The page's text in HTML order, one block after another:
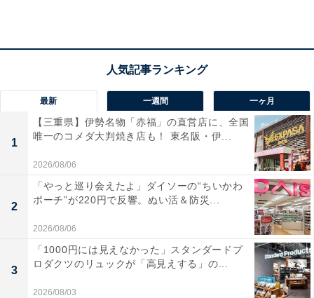
グルメ面では、庄内の豊かな山海の幸を活かした郷土料
理が、訪れる人の目と舌を満足させてくれます。
あつみ温泉周辺にある旅館・ホテルを楽天トラベルで見る
※掲載されている情報は記事公開時のものです。あらか
じめご了承ください。また、記事中の宿泊プランを予約
すると、売上の一部がオールアバウトに還元されること
があります。
最新 一週間 一ヶ月
1
【三重県】伊勢名物「赤福」の直営店に、全国
唯一のコメダ大判焼き店も！ 東名阪・伊...
2026/08/06
2
「やっと巡り会えたよ」ダイソーの“ちいかわ
ポーチ”が220円で反響。ぬい活＆防災...
2026/08/06
3
「1000円には見えなかった」スタンダードプ
ロダクツのリュックが「高見えする」の...
2026/08/03